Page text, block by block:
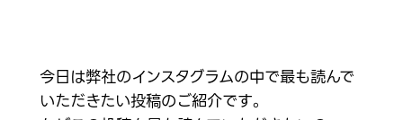
今日は弊社のインスタグラムの中で最も読んで
いただきたい投稿のご紹介です。